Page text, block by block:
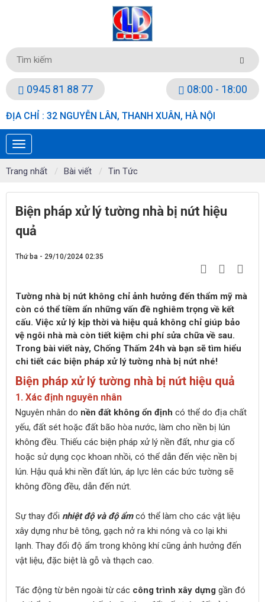
0945 81 88 77 08:00 - 18:00
ĐỊA CHỈ : 32 NGUYỄN LÂN, THANH XUÂN, HÀ NỘI
Trang nhất Bài viết Tin Tức
Biện pháp xử lý tường nhà bị nứt hiệu
quả
Thứ ba - 29/10/2024 02:35
Tường nhà bị nứt không chỉ ảnh hưởng đến thẩm mỹ mà
còn có thể tiềm ẩn những vấn đề nghiêm trọng về kết
cấu. Việc xử lý kịp thời và hiệu quả không chỉ giúp bảo
vệ ngôi nhà mà còn tiết kiệm chi phí sửa chữa về sau.
Trong bài viết này, Chống Thấm 24h và bạn sẽ tìm hiểu
chi tiết các biện pháp xử lý tường nhà bị nứt nhé!
Biện pháp xử lý tường nhà bị nứt hiệu quả
1. Xác định nguyên nhân
Nguyên nhân do nền đất không ổn định có thể do địa chất
yếu, đất sét hoặc đất bão hòa nước, làm cho nền bị lún
không đều. Thiếu các biện pháp xử lý nền đất, như gia cố
hoặc sử dụng cọc khoan nhồi, có thể dẫn đến việc nền bị
lún. Hậu quả khi nền đất lún, áp lực lên các bức tường sẽ
không đồng đều, dẫn đến nứt.
Sự thay đổi nhiệt độ và độ ẩmcó thể làm cho các vật liệu
xây dựng như bê tông, gạch nở ra khi nóng và co lại khi
lạnh. Thay đổi độ ẩm trong không khí cũng ảnh hưởng đến
vật liệu, đặc biệt là gỗ và thạch cao.
Tác động từ bên ngoài từ các công trình xây dựng gần đó